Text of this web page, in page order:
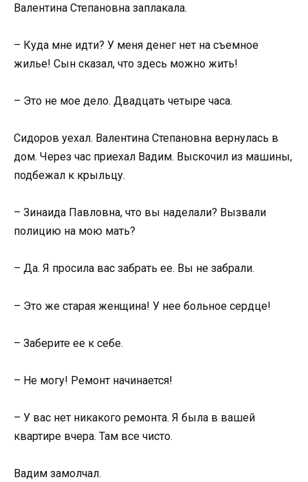
Валентина Степановна заплакала.
– Куда мне идти? У меня денег нет на съемное
жилье! Сын сказал, что здесь можно жить!
– Это не мое дело. Двадцать четыре часа.
Сидоров уехал. Валентина Степановна вернулась в
дом. Через час приехал Вадим. Выскочил из машины,
подбежал к крыльцу.
– Зинаида Павловна, что вы наделали? Вызвали
полицию на мою мать?
– Да. Я просила вас забрать ее. Вы не забрали.
– Это же старая женщина! У нее больное сердце!
– Заберите ее к себе.
– Не могу! Ремонт начинается!
– У вас нет никакого ремонта. Я была в вашей
квартире вчера. Там все чисто.
Вадим замолчал.